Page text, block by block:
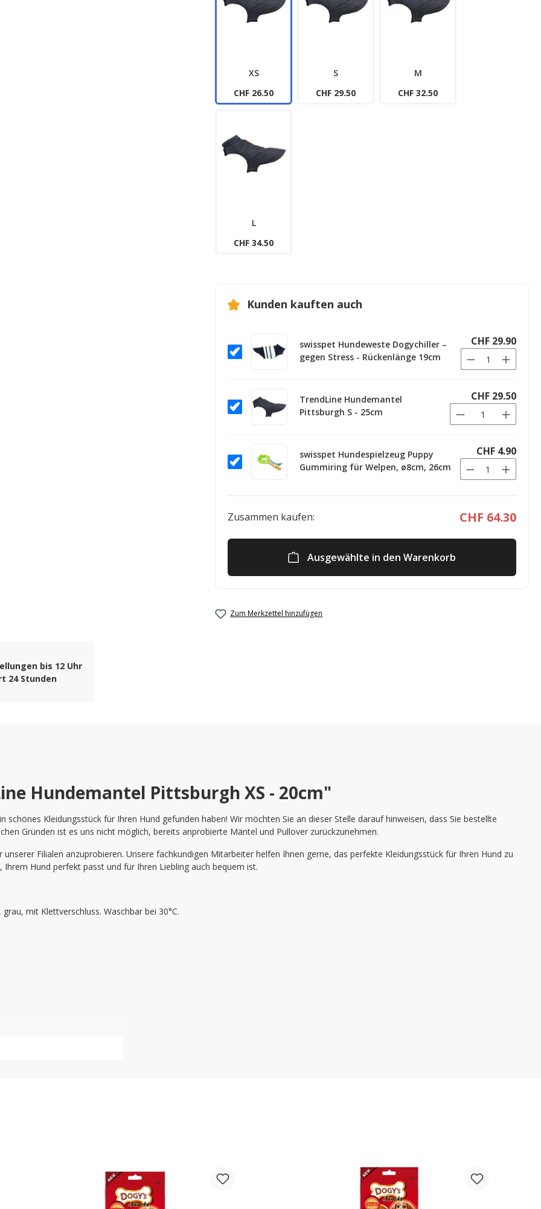
XS
CHF 26.50
S
CHF 29.50
M
CHF 32.50
L
CHF 34.50
Kunden kauften auch
swisspet Hundeweste Dogychiller –
gegen Stress - Rückenlänge 19cm
CHF 29.90
TrendLine Hundemantel
Pittsburgh S - 25cm
CHF 29.50
swisspet Hundespielzeug Puppy
Gummiring für Welpen, ø8cm, 26cm
CHF 4.90
Zusammen kaufen: CHF 64.30
Ausgewählte in den Warenkorb
Zum Merkzettel hinzufügen
bis 12 Uhr
24 Stunden
Hundemantel Pittsburgh XS - 20cm"
schönes Kleidungsstück für Ihren Hund gefunden haben! Wir möchten Sie an dieser Stelle darauf hinweisen, dass Sie bestellte
Gründen ist es uns nicht möglich, bereits anprobierte Mäntel und Pullover zurückzunehmen.
Filialen anzuprobieren. Unsere fachkundigen Mitarbeiter helfen Ihnen gerne, das perfekte Kleidungsstück für Ihren Hund zu
Hund perfekt passt und für Ihren Liebling auch bequem ist.
mit Klettverschluss. Waschbar bei 30°C.